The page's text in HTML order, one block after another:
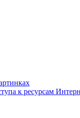
к ресурсам